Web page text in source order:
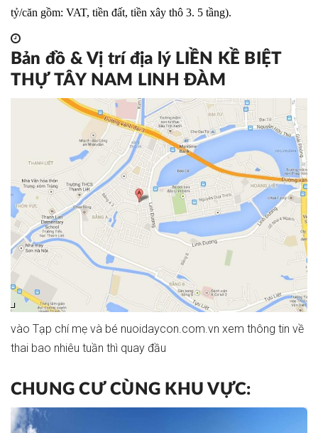
tỷ/căn gồm: VAT, tiền đất, tiền xây thô 3. 5 tầng).
Bản đồ & Vị trí địa lý LIỀN KỀ BIỆT
THỰ TÂY NAM LINH ĐÀM
vào Tạp chí mẹ và bé nuoidaycon.com.vn xem thông tin về
thai bao nhiêu tuần thì quay đầu
CHUNG CƯ CÙNG KHU VỰC: